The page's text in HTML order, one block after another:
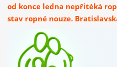
od konce ledna nepřitéká
stav ropné nouze.